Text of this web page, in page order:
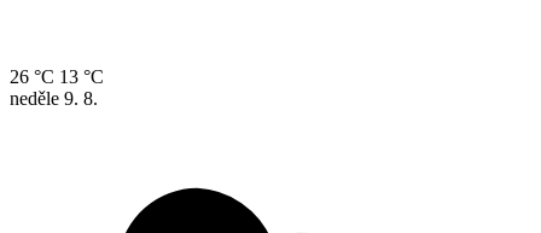
26 °C 13 °C
neděle 9. 8.